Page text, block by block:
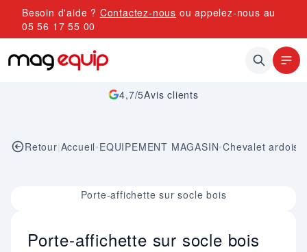
Allez au contenu
Besoin d'aide ? Contactez-nous ou appelez-nous au
05 56 17 55 00
4,7/5Avis clients
Retour|Accueil•EQUIPEMENT MAGASIN•Chevalet ardoise
Image 1 sur 1Porte-affichette sur socle bois
Porte-affichette sur socle bois